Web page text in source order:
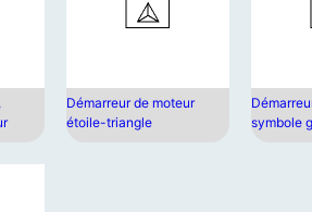
Démarreur de moteur
étoile-triangle
symbole